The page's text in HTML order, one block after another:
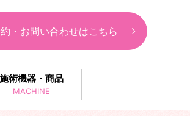
・お問い合わせはこちら
施術機器・商品
MACHINE